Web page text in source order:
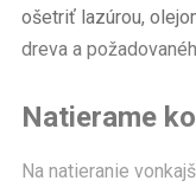
ošetriť lazúrou,
dreva a
Natierame
Na natieranie